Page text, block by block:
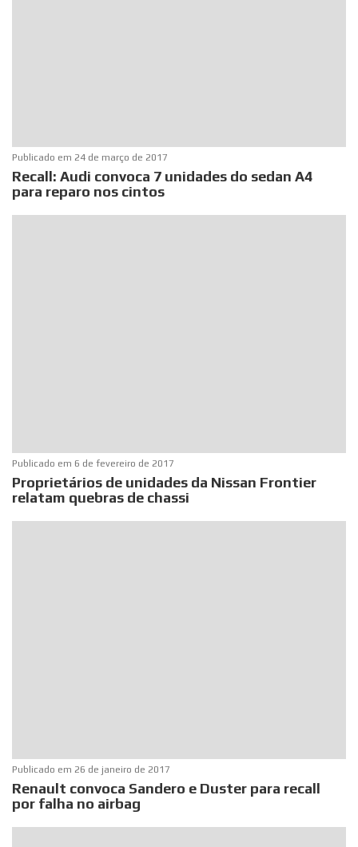
Publicado em 24 de março de 2017
Recall: Audi convoca 7 unidades do sedan A4
para reparo nos cintos
Publicado em 6 de fevereiro de 2017
Proprietários de unidades da Nissan Frontier
relatam quebras de chassi
Publicado em 26 de janeiro de 2017
Renault convoca Sandero e Duster para recall
por falha no airbag